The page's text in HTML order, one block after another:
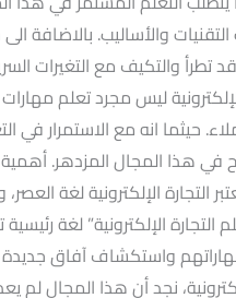
والأساليب. بالاضافة
تطرأ والتكيف مع التغيرات
ليس مجرد تعلم
حيثما انه مع الاستمرار في
المجال المزدهر. أهمية
التجارة الإلكترونية لغة
الإلكترونية” لغة رئيسية
واستكشاف آفاق جديدة
نجد أن هذا المجال لم